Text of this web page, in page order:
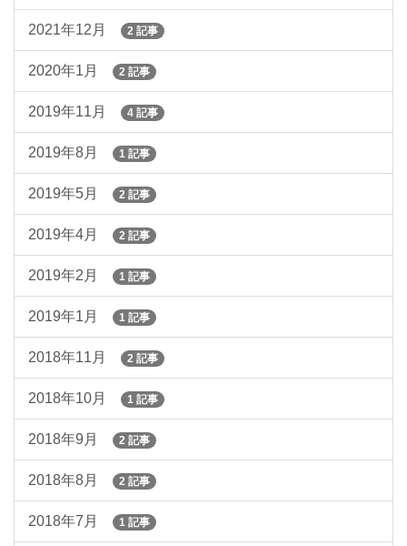
2021年12月 2 記事
2020年1月 2 記事
2019年11月 4 記事
2019年8月 1 記事
2019年5月 2 記事
2019年4月 2 記事
2019年2月 1 記事
2019年1月 1 記事
2018年11月 2 記事
2018年10月 1 記事
2018年9月 2 記事
2018年8月 2 記事
2018年7月 1 記事